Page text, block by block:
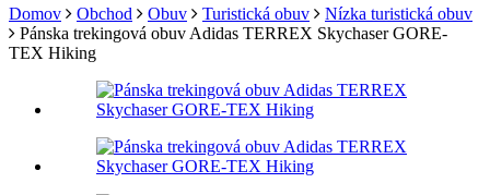
Domov Obchod Obuv Turistická obuv
Nízka turistická obuv
Pánska trekingová obuv Adidas TERREX Skychaser GORE-
TEX Hiking